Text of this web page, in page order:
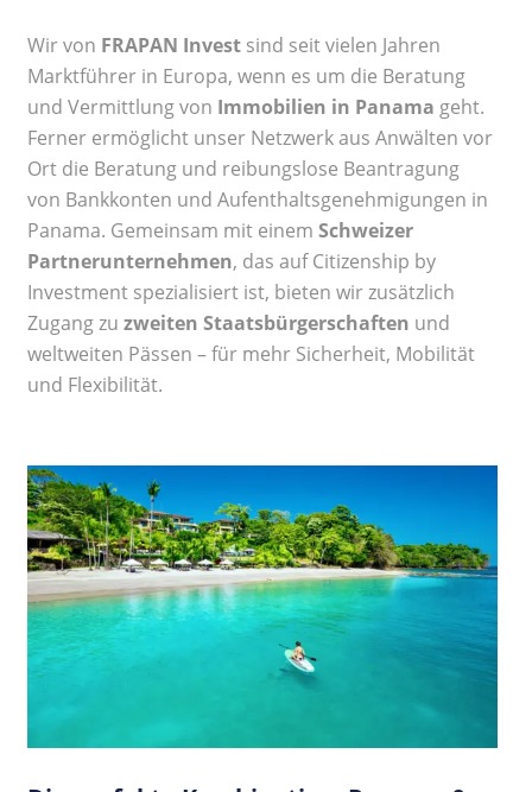
Wir von FRAPAN Invest sind seit vielen Jahren
Marktführer in Europa, wenn es um die Beratung
und Vermittlung von Immobilien in Panama geht.
Ferner ermöglicht unser Netzwerk aus Anwälten vor
Ort die Beratung und reibungslose Beantragung
von Bankkonten und Aufenthaltsgenehmigungen in
Panama. Gemeinsam mit einem Schweizer
Partnerunternehmen, das auf Citizenship by
Investment spezialisiert ist, bieten wir zusätzlich
Zugang zu zweiten Staatsbürgerschaften und
weltweiten Pässen – für mehr Sicherheit, Mobilität
und Flexibilität.